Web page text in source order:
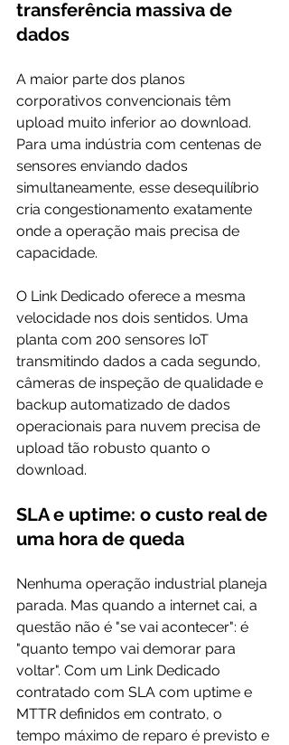
transferência massiva de
dados
A maior parte dos planos
corporativos convencionais têm
upload muito inferior ao download.
Para uma indústria com centenas de
sensores enviando dados
simultaneamente, esse desequilíbrio
cria congestionamento exatamente
onde a operação mais precisa de
capacidade.
O Link Dedicado oferece a mesma
velocidade nos dois sentidos. Uma
planta com 200 sensores IoT
transmitindo dados a cada segundo,
câmeras de inspeção de qualidade e
backup automatizado de dados
operacionais para nuvem precisa de
upload tão robusto quanto o
download.
SLA e uptime: o custo real de
uma hora de queda
Nenhuma operação industrial planeja
parada. Mas quando a internet cai, a
questão não é "se vai acontecer": é
"quanto tempo vai demorar para
voltar". Com um Link Dedicado
contratado com SLA com uptime e
MTTR definidos em contrato, o
tempo máximo de reparo é previsto e